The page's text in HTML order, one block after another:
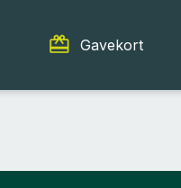
Gavekort